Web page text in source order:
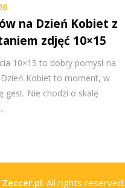
na Dzień Kobiet z
zdjęć 10×15
10×15 to dobry pomysł na
Dzień Kobiet to moment, w
gest. Nie chodzi o skalę
. All rights reserved.